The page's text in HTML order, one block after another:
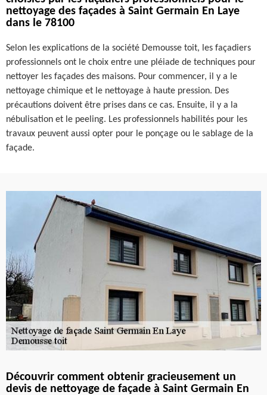
nettoyage des façades à Saint Germain En Laye
dans le 78100
Selon les explications de la société Demousse toit, les façadiers
professionnels ont le choix entre une pléiade de techniques pour
nettoyer les façades des maisons. Pour commencer, il y a le
nettoyage chimique et le nettoyage à haute pression. Des
précautions doivent être prises dans ce cas. Ensuite, il y a la
nébulisation et le peeling. Les professionnels habilités pour les
travaux peuvent aussi opter pour le ponçage ou le sablage de la
façade.
Découvrir comment obtenir gracieusement un
devis de nettoyage de façade à Saint Germain En